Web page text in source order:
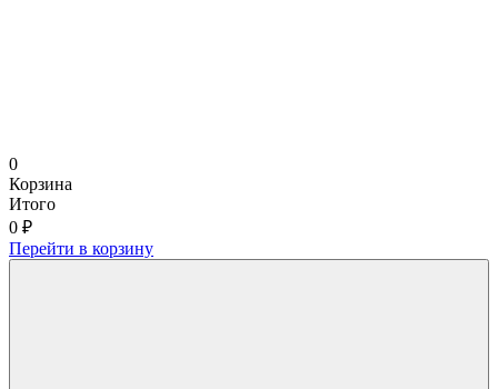
0
Корзина
Итого
0 ₽
Перейти в корзину